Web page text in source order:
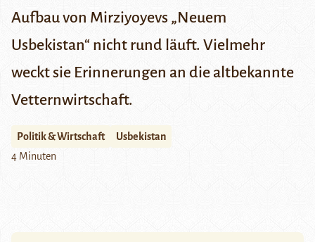
Aufbau von Mirziyoyevs „Neuem
Usbekistan“ nicht rund läuft. Vielmehr
weckt sie Erinnerungen an die altbekannte
Vetternwirtschaft.
Politik & Wirtschaft
Usbekistan
4 Minuten